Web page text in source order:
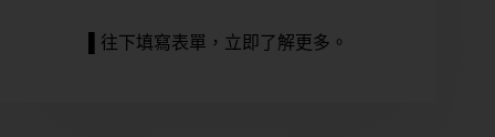
▌往下填寫表單，立即了解更多。